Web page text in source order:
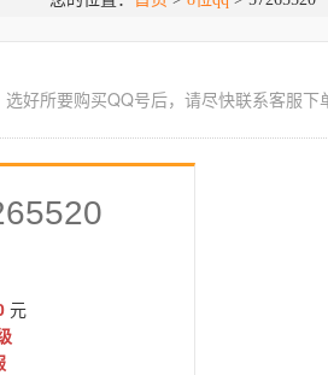
选好所要购买QQ号后，请尽快联系客服下
元